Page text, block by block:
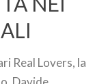
Real Lovers, la